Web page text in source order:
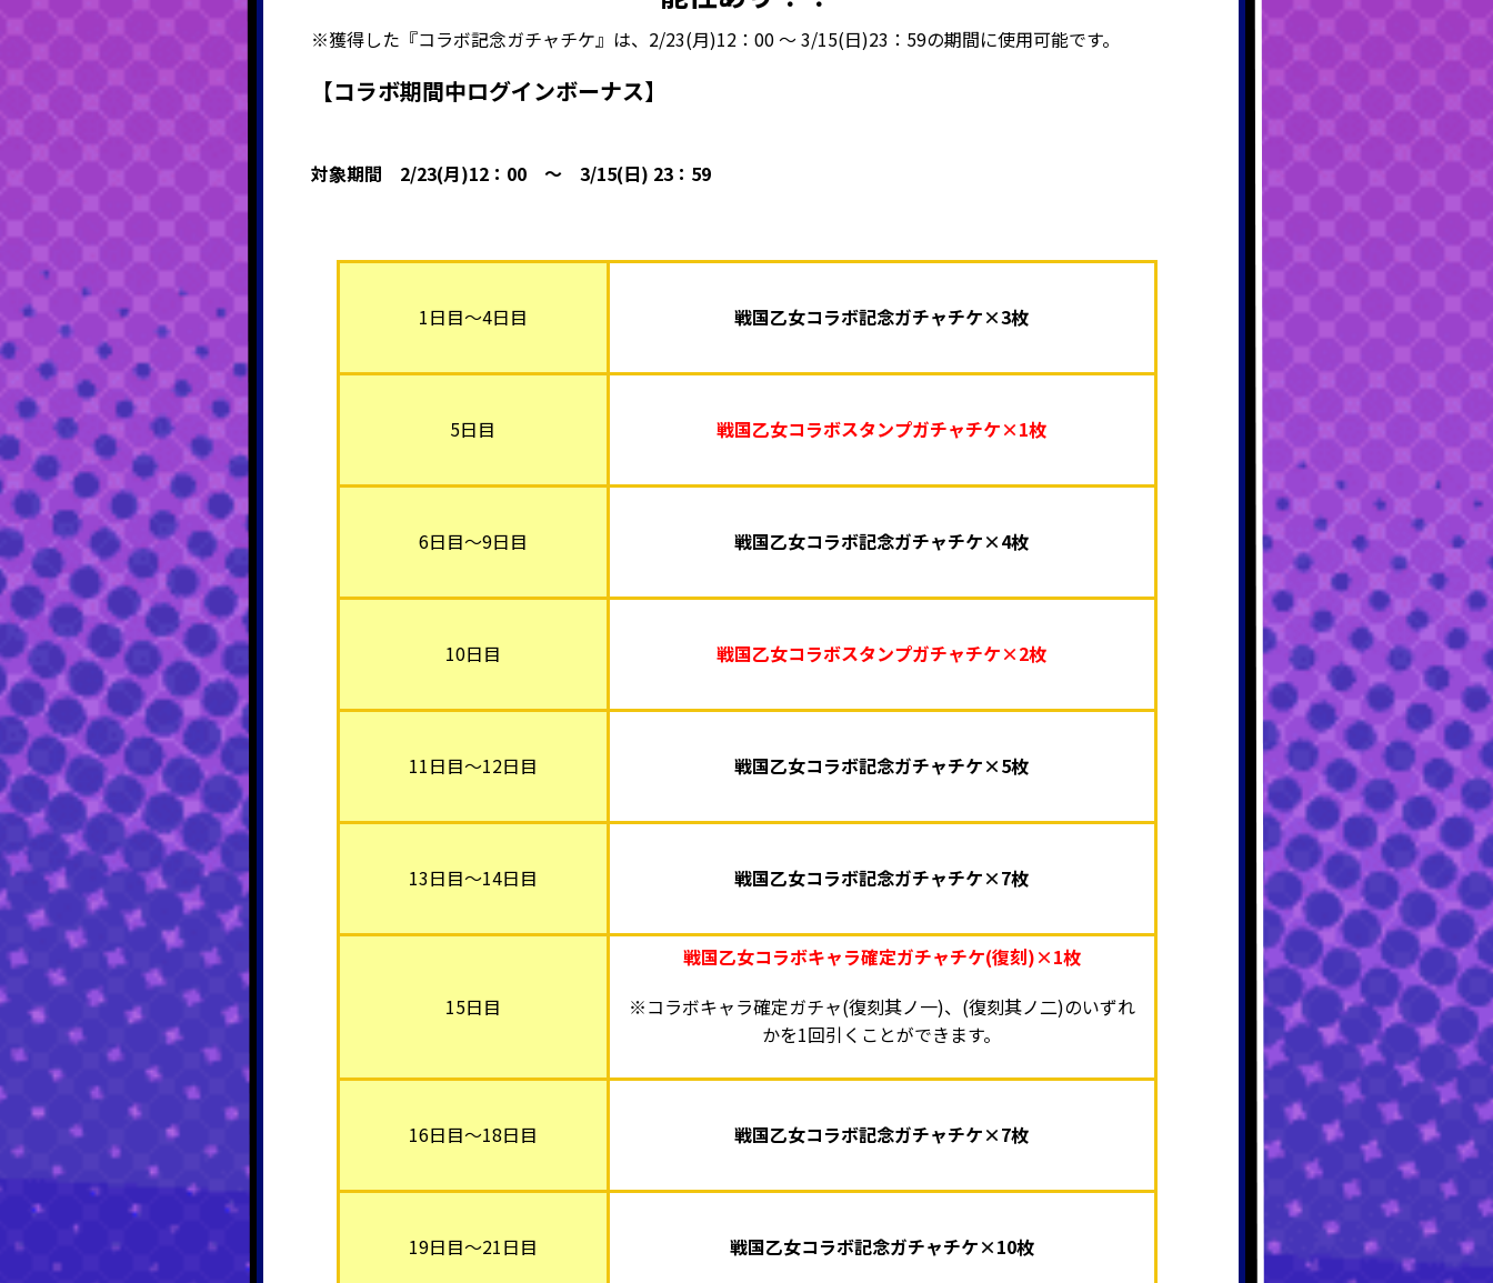
※獲得した『コラボ記念ガチャチケ』は、2/23(月)12：00 ～ 3/15(日)23：59の期間に使用可能です。
【コラボ期間中ログインボーナス】
対象期間 2/23(月)12：00 ～ 3/15(日) 23：59
1日目～4日目 戦国乙女コラボ記念ガチャチケ×3枚
5日目 戦国乙女コラボスタンプガチャチケ×1枚
6日目～9日目 戦国乙女コラボ記念ガチャチケ×4枚
10日目 戦国乙女コラボスタンプガチャチケ×2枚
11日目～12日目 戦国乙女コラボ記念ガチャチケ×5枚
13日目～14日目 戦国乙女コラボ記念ガチャチケ×7枚
15日目
戦国乙女コラボキャラ確定ガチャチケ(復刻)×1枚
※コラボキャラ確定ガチャ(復刻其ノ一)、(復刻其ノ二)のいずれ
かを1回引くことができます。
16日目～18日目 戦国乙女コラボ記念ガチャチケ×7枚
19日目～21日目 戦国乙女コラボ記念ガチャチケ×10枚